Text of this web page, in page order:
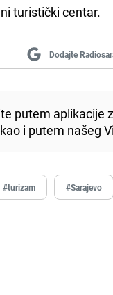
turistički centar.
Dodajte
putem aplikacije
i putem našeg
#turizam #Sarajevo